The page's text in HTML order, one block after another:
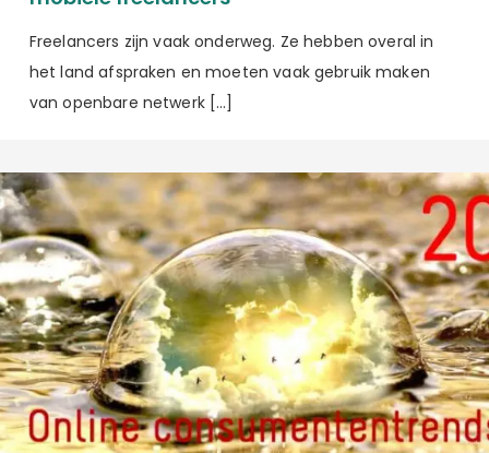
Freelancers zijn vaak onderweg. Ze hebben overal in
het land afspraken en moeten vaak gebruik maken
van openbare netwerk […]